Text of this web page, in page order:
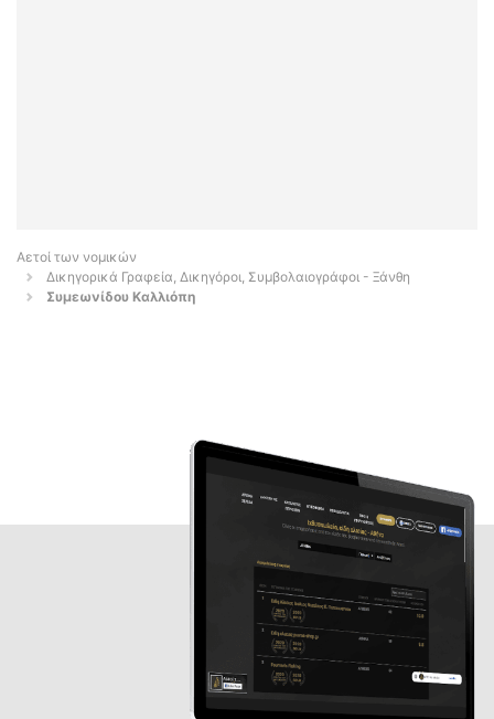
Αετοί των νομικών
Δικηγορικά Γραφεία, Δικηγόροι, Συμβολαιογράφοι - Ξάνθη
Συμεωνίδου Καλλιόπη